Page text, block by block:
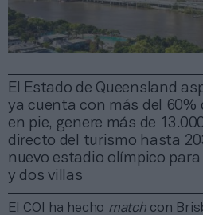
El Estado de Queensland
ya cuenta con más del 60%
en pie, genere más de
directo del turismo hasta
nuevo estadio olímpico
y dos villas
El COI ha hecho matchcon